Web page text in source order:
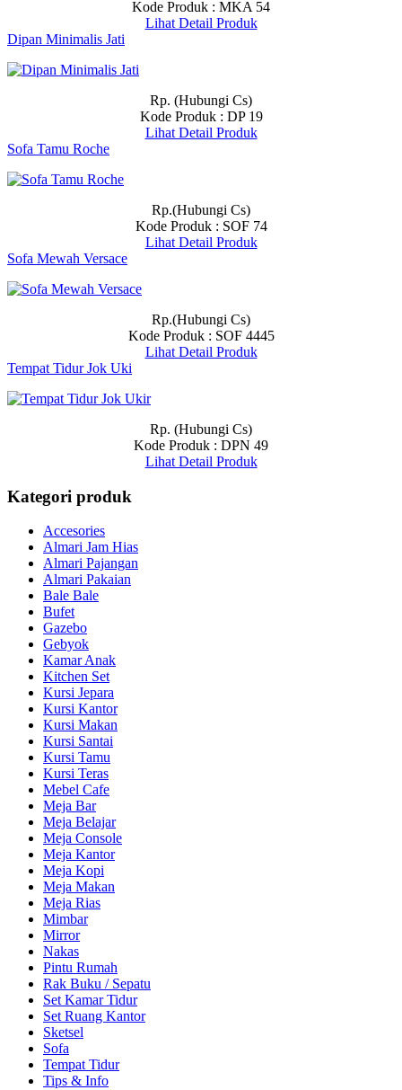
Kode Produk : MKA 54
Lihat Detail Produk
Dipan Minimalis Jati
Rp. (Hubungi Cs)
Kode Produk : DP 19
Lihat Detail Produk
Sofa Tamu Roche
Rp.(Hubungi Cs)
Kode Produk : SOF 74
Lihat Detail Produk
Sofa Mewah Versace
Rp.(Hubungi Cs)
Kode Produk : SOF 4445
Lihat Detail Produk
Tempat Tidur Jok Uki
Rp. (Hubungi Cs)
Kode Produk : DPN 49
Lihat Detail Produk
Kategori produk
Accesories
Almari Jam Hias
Almari Pajangan
Almari Pakaian
Bale Bale
Bufet
Gazebo
Gebyok
Kamar Anak
Kitchen Set
Kursi Jepara
Kursi Kantor
Kursi Makan
Kursi Santai
Kursi Tamu
Kursi Teras
Mebel Cafe
Meja Bar
Meja Belajar
Meja Console
Meja Kantor
Meja Kopi
Meja Makan
Meja Rias
Mimbar
Mirror
Nakas
Pintu Rumah
Rak Buku / Sepatu
Set Kamar Tidur
Set Ruang Kantor
Sketsel
Sofa
Tempat Tidur
Tips & Info